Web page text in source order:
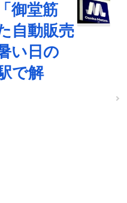
御堂筋
自動販売
い日の
で解